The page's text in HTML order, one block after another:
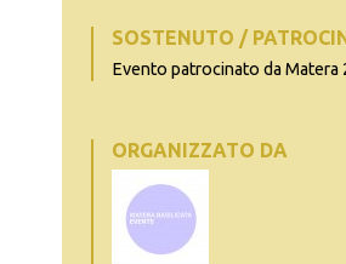
SOSTENUTO /
Evento patrocinato da Matera
ORGANIZZATO DA